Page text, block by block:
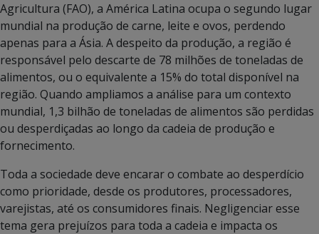
Agricultura (FAO), a América Latina ocupa o segundo lugar
mundial na produção de carne, leite e ovos, perdendo
apenas para a Ásia. A despeito da produção, a região é
responsável pelo descarte de 78 milhões de toneladas de
alimentos, ou o equivalente a 15% do total disponível na
região. Quando ampliamos a análise para um contexto
mundial, 1,3 bilhão de toneladas de alimentos são perdidas
ou desperdiçadas ao longo da cadeia de produção e
fornecimento.
Toda a sociedade deve encarar o combate ao desperdício
como prioridade, desde os produtores, processadores,
varejistas, até os consumidores finais. Negligenciar esse
tema gera prejuízos para toda a cadeia e impacta os